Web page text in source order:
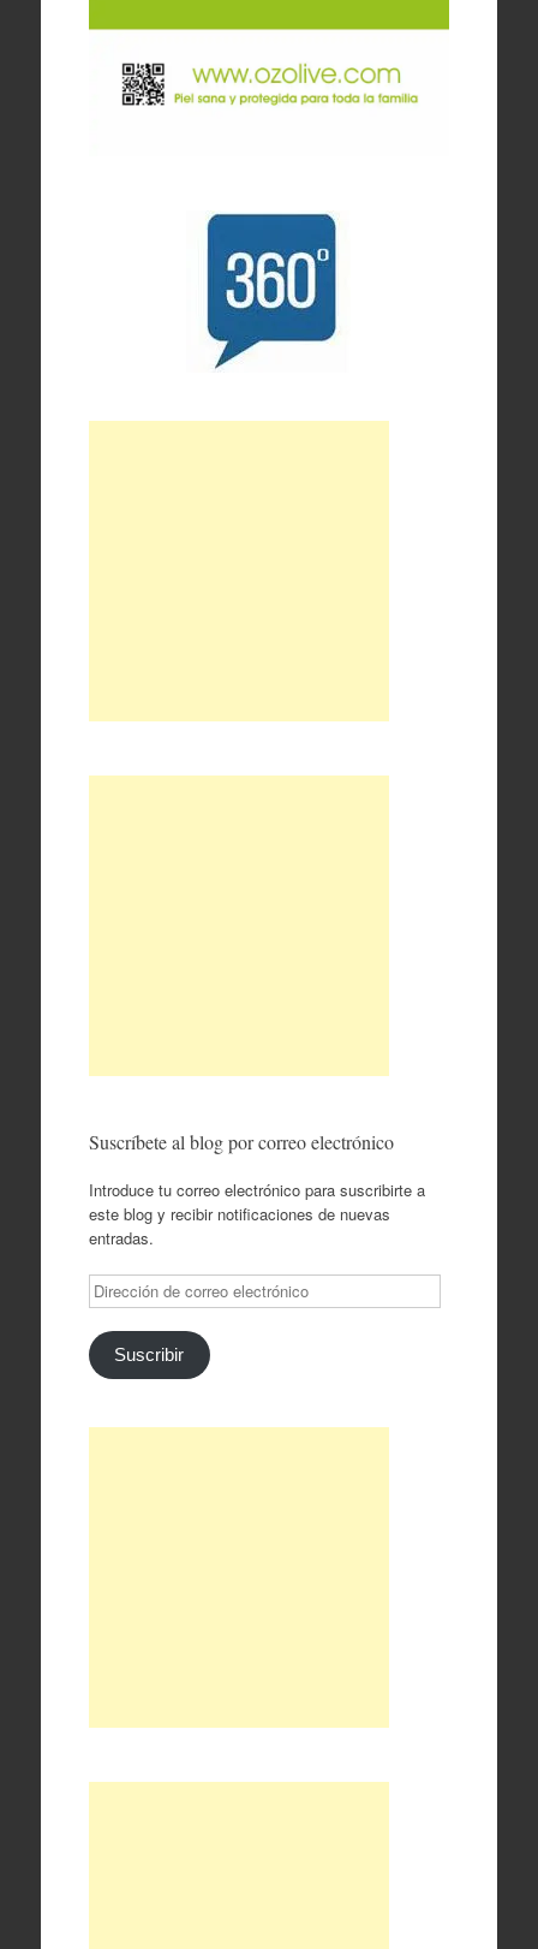
Suscríbete al blog por correo electrónico
Introduce tu correo electrónico para suscribirte a
este blog y recibir notificaciones de nuevas
entradas.
Dirección
de
correo
electrónico
Suscribir